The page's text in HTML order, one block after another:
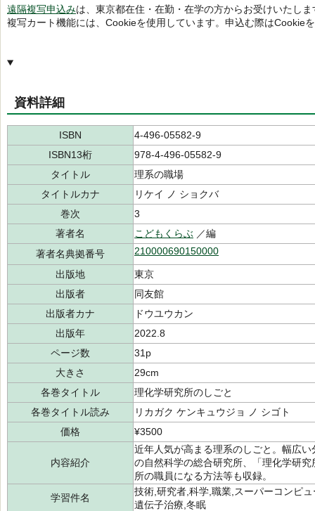
遠隔複写申込みは、東京都在住・在勤・在学の方からお受けいたしま
複写カート機能には、Cookieを使用しています。申込む際はCookie
資料詳細
ISBN
4-496-05582-9
ISBN13桁
978-4-496-05582-9
タイトル
理系の職場
タイトルカナ
リケイ ノ ショクバ
巻次
3
著者名
こどもくらぶ ／編
著者名典拠番号
210000690150000
出版地
東京
出版者
同友館
出版者カナ
ドウユウカン
出版年
2022.8
ページ数
31p
大きさ
29cm
各巻タイトル
理化学研究所のしごと
各巻タイトル読み
リカガク ケンキュウジョ ノ シゴト
価格
¥3500
内容紹介
近年人気が高まる理系のしごと。幅広
の自然科学の総合研究所、「理化学研
所の職員になる方法等も収録。
学習件名
技術,研究者,科学,職業,スーパーコンピ
遺伝子治療,冬眠